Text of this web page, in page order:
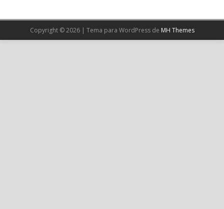
Cargar más
Copyright © 2026 | Tema para WordPress de MH Themes